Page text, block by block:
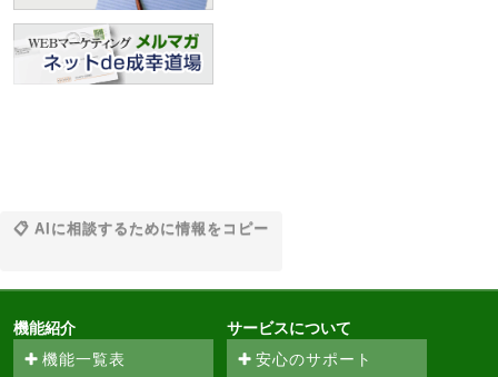
📋 AIに相談するために情報をコピー
機能紹介
機能一覧表
サービスについて
安心のサポート